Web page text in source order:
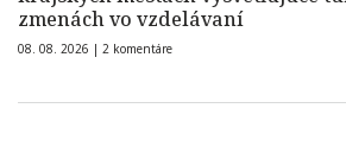
zmenách vo vzdelávaní
08. 08. 2026 | 2 komentáre